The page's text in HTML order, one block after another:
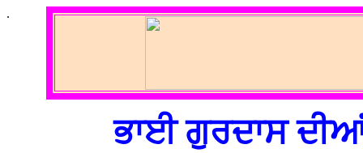
.
ਭਾਈ ਗੁਰਦਾਸ ਦੀਆਂ